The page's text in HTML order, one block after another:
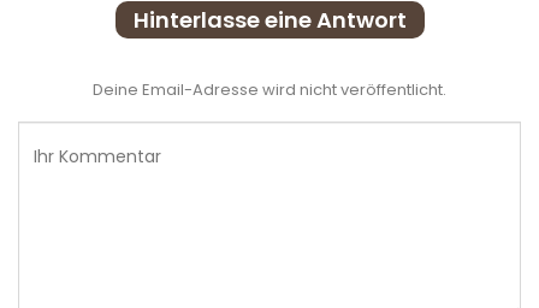
Hinterlasse eine Antwort
Deine Email-Adresse wird nicht veröffentlicht.